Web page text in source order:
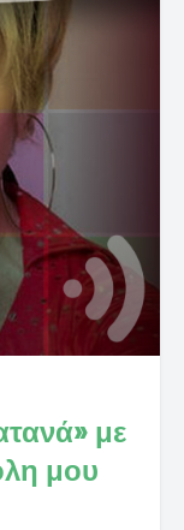
με
μου